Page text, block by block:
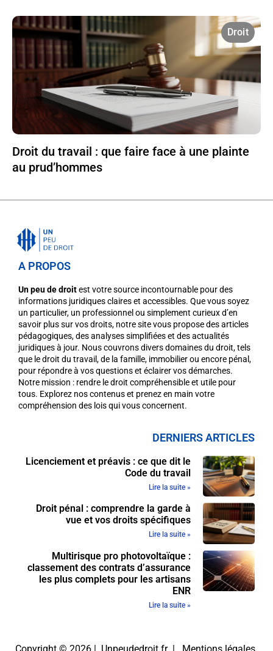
Droit
Droit du travail : que faire face à une plainte
au prud’hommes
A PROPOS
Un peu de droitest votre source incontournable pour des
informations juridiques claires et accessibles. Que vous soyez
un particulier, un professionnel ou simplement curieux d’en
savoir plus sur vos droits, notre site vous propose des articles
pédagogiques, des analyses simplifiées et des actualités
juridiques à jour. Nous couvrons divers domaines du droit, tels
que le droit du travail, de la famille, immobilier ou encore pénal,
pour répondre à vos questions et éclairer vos démarches.
Notre mission : rendre le droit compréhensible et utile pour
tous. Explorez nos contenus et prenez en main votre
compréhension des lois qui vous concernent.
DERNIERS ARTICLES
Licenciement et préavis : ce que dit le
Code du travail
Lire la suite »
Droit pénal : comprendre la garde à
vue et vos droits spécifiques
Lire la suite »
Multirisque pro photovoltaïque :
classement des contrats d’assurance
les plus complets pour les artisans
ENR
Lire la suite »